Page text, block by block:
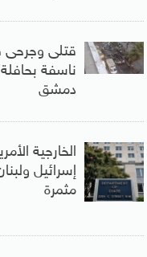
قتلى وجرحى
ناسفة
دمشق
الخارجية
إسرائيل
مثمرة